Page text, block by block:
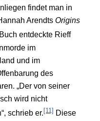
findet man in
Arendts Origins
entdeckte Rieff
im
und im
des
„Der von seiner
wird nicht
schrieb er.[11] Diese